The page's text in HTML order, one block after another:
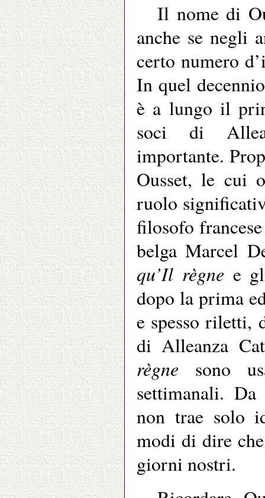
Il nome di
anche se negli
certo numero
In quel
è a lungo il
soci di
importante.
Ousset, le cui
ruolo
filosofo
belga Marcel
qu’Il règne e
dopo la prima
e spesso riletti,
di Alleanza
règne sono
settimanali.
non trae solo
modi di dire
giorni nostri.